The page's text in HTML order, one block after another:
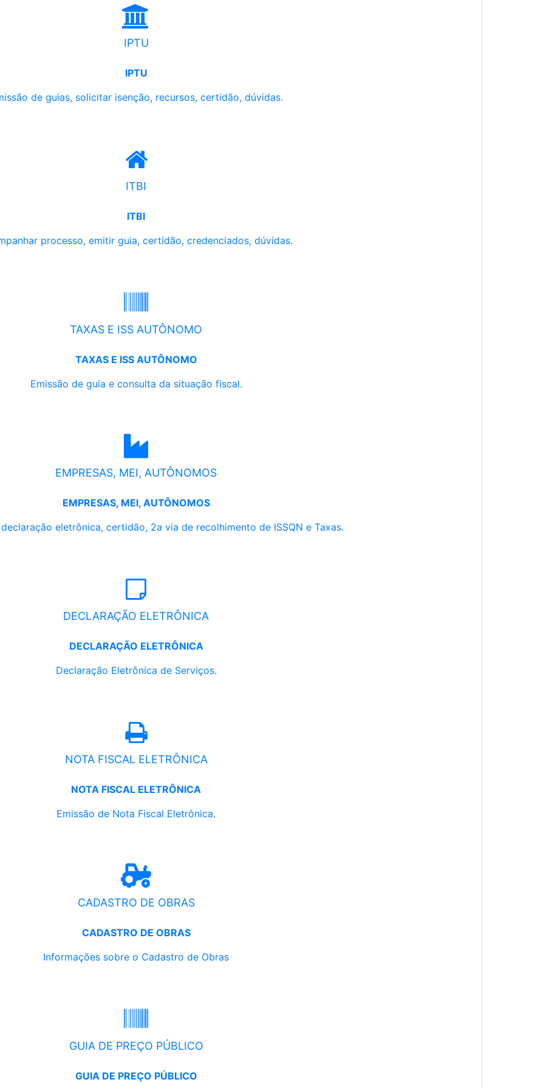
IPTU
IPTU
de guias, solicitar isenção, recursos, certidão, dúvidas.
ITBI
ITBI
processo, emitir guia, certidão, credenciados, dúvidas.
TAXAS E ISS AUTÔNOMO
TAXAS E ISS AUTÔNOMO
Emissão de guia e consulta da situação fiscal.
EMPRESAS, MEI, AUTÔNOMOS
EMPRESAS, MEI, AUTÔNOMOS
eletrônica, certidão, 2a via de recolhimento de ISSQN e Taxas.
DECLARAÇÃO ELETRÔNICA
DECLARAÇÃO ELETRÔNICA
Declaração Eletrônica de Serviços.
NOTA FISCAL ELETRÔNICA
NOTA FISCAL ELETRÔNICA
Emissão de Nota Fiscal Eletrônica.
CADASTRO DE OBRAS
CADASTRO DE OBRAS
Informações sobre o Cadastro de Obras
GUIA DE PREÇO PÚBLICO
GUIA DE PREÇO PÚBLICO